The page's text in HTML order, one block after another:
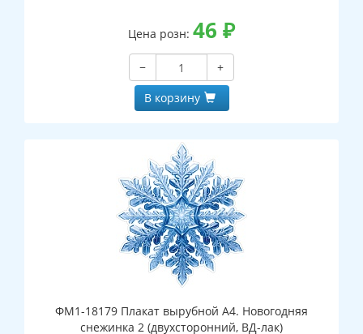
Цена розн: 46 ₽
−
+
В корзину
ФМ1-18179 Плакат вырубной А4. Новогодняя
снежинка 2 (двухсторонний, ВД-лак)